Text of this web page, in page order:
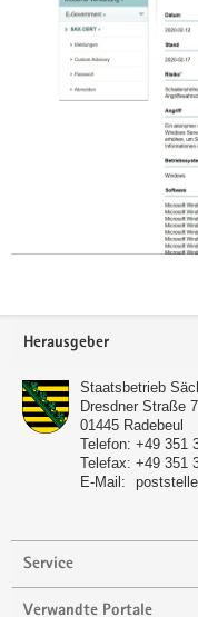
Footer-
Herausgeber
Staatsbetrieb
Dresdner Straße
01445 Radebeul
Telefon: +49 351
Telefax: +49 351
E-Mail:
Service
Verwandte Portale